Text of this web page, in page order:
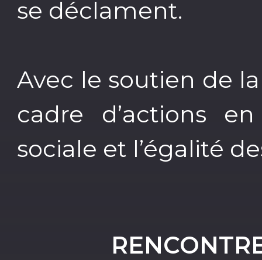
se déclament.
Avec le soutien de
cadre d’actions
sociale et l’égalité